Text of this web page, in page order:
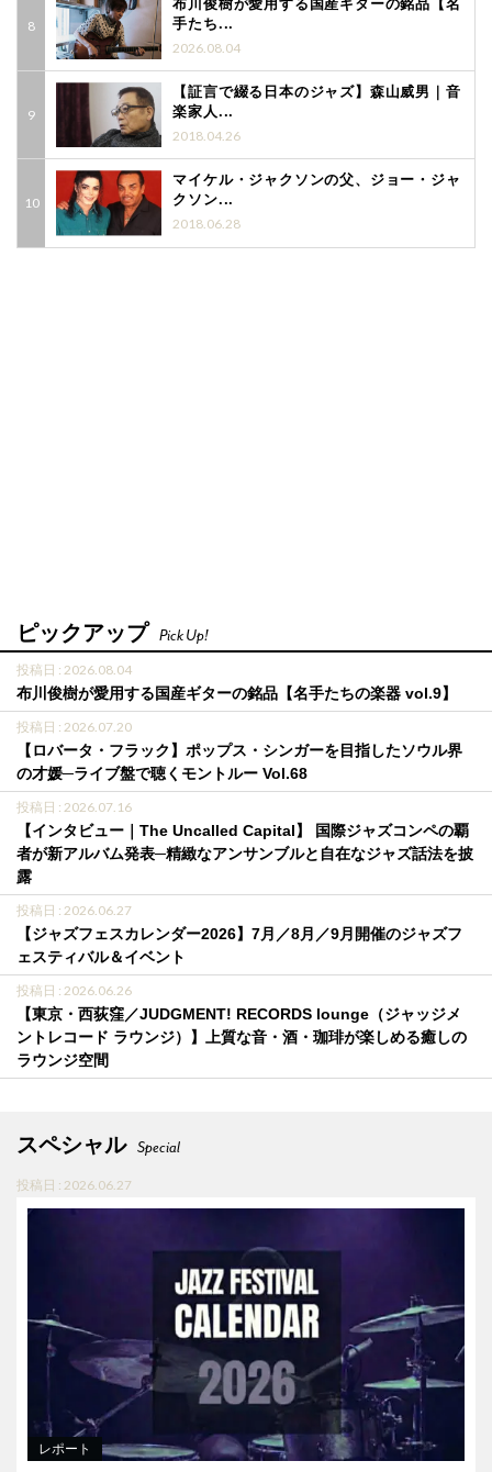
布川俊樹が愛用する国産ギターの銘品【名
手たち...
2026.08.04
【証言で綴る日本のジャズ】森山威男｜音
楽家人...
2018.04.26
マイケル・ジャクソンの父、ジョー・ジャ
クソン...
2018.06.28
ピックアップ Pick Up!
投稿日 : 2026.08.04
布川俊樹が愛用する国産ギターの銘品【名手たちの楽器 vol.9】
投稿日 : 2026.07.20
【ロバータ・フラック】ポップス・シンガーを目指したソウル界
の才媛─ライブ盤で聴くモントルー Vol.68
投稿日 : 2026.07.16
【インタビュー｜The Uncalled Capital】 国際ジャズコンペの覇
者が新アルバム発表─精緻なアンサンブルと自在なジャズ話法を披
露
投稿日 : 2026.06.27
【ジャズフェスカレンダー2026】7月／8月／9月開催のジャズフ
ェスティバル＆イベント
投稿日 : 2026.06.26
【東京・西荻窪／JUDGMENT! RECORDS lounge（ジャッジメ
ントレコード ラウンジ）】上質な音・酒・珈琲が楽しめる癒しの
ラウンジ空間
スペシャル Special
投稿日 : 2026.06.27
レポート